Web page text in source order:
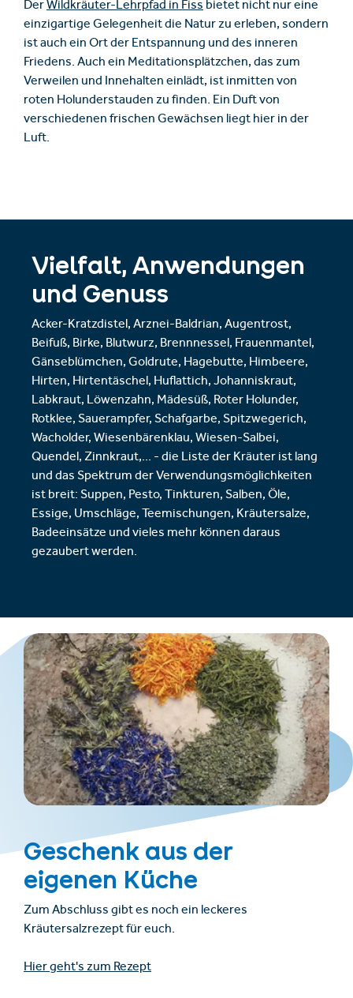
DerWildkräuter-Lehrpfad in Fiss bietet nicht nur eine
einzigartige Gelegenheit die Natur zu erleben, sondern
ist auch ein Ort der Entspannung und des inneren
Friedens. Auch ein Meditationsplätzchen, das zum
Verweilen und Innehalten einlädt, ist inmitten von
roten Holunderstauden zu finden. Ein Duft von
verschiedenen frischen Gewächsen liegt hier in der
Luft.
Vielfalt, Anwendungen
und Genuss
Acker-Kratzdistel, Arznei-Baldrian, Augentrost,
Beifuß, Birke, Blutwurz, Brennnessel, Frauenmantel,
Gänseblümchen, Goldrute, Hagebutte, Himbeere,
Hirten, Hirtentäschel, Huflattich, Johanniskraut,
Labkraut, Löwenzahn, Mädesüß, Roter Holunder,
Rotklee, Sauerampfer, Schafgarbe, Spitzwegerich,
Wacholder, Wiesenbärenklau, Wiesen-Salbei,
Quendel, Zinnkraut,... - die Liste der Kräuter ist lang
und das Spektrum der Verwendungsmöglichkeiten
ist breit: Suppen, Pesto, Tinkturen, Salben, Öle,
Essige, Umschläge, Teemischungen, Kräutersalze,
Badeeinsätze und vieles mehr können daraus
gezaubert werden.
Geschenk aus der
eigenen Küche
Zum Abschluss gibt es noch ein leckeres
Kräutersalzrezept für euch.
Hier geht's zum Rezept